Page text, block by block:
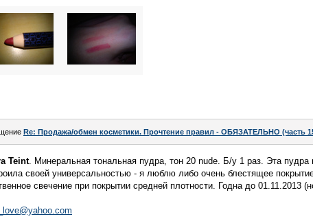
Re: Продажа/обмен косметики. Прочтение правил - ОБЯЗАТЕЛЬНО (часть
Teint. Минеральная тональная пудра, тон 20 nude. Б/у 1 раз. Эта
своей универсальностью - я люблю либо очень блестящее
свечение при покрытии средней плотности. Годна до 01.11.2013